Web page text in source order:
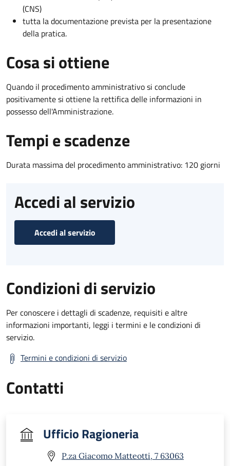
(CNS)
tutta la documentazione prevista per la presentazione
della pratica.
Cosa si ottiene
Quando il procedimento amministrativo si conclude
positivamente si ottiene la rettifica delle informazioni in
possesso dell'Amministrazione.
Tempi e scadenze
Durata massima del procedimento amministrativo: 120 giorni
Accedi al servizio
Accedi al servizio
Condizioni di servizio
Per conoscere i dettagli di scadenze, requisiti e altre
informazioni importanti, leggi i termini e le condizioni di
servizio.
Termini e condizioni di servizio
Contatti
Ufficio Ragioneria
P.za Giacomo Matteotti, 7 63063